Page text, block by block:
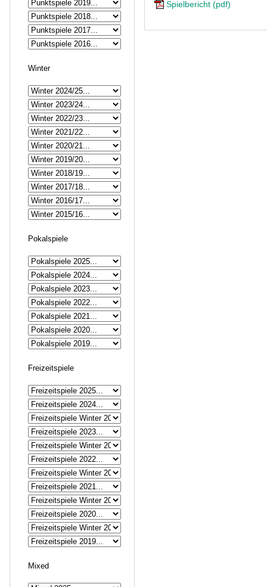
Winter
Pokalspiele
Freizeitspiele
Mixed
Spielbericht (pdf)